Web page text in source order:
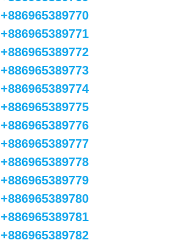
+886965389770
+886965389771
+886965389772
+886965389773
+886965389774
+886965389775
+886965389776
+886965389777
+886965389778
+886965389779
+886965389780
+886965389781
+886965389782